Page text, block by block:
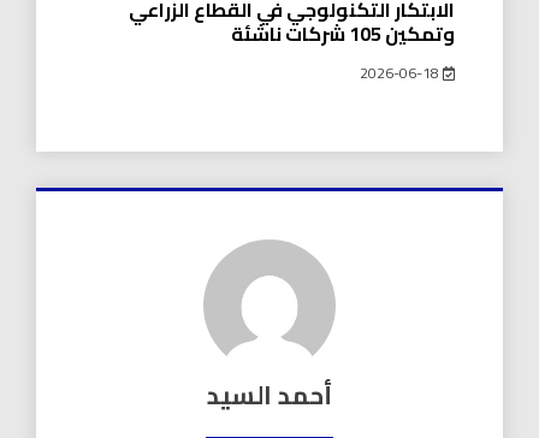
الابتكار التكنولوجي في القطاع الزراعي
وتمكين 105 شركات ناشئة
أحمد السيد